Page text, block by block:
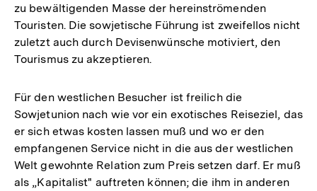
zu bewältigenden Masse der hereinströmenden
Touristen. Die sowjetische Führung ist zweifellos nicht
zuletzt auch durch Devisenwünsche motiviert, den
Tourismus zu akzeptieren.
Für den westlichen Besucher ist freilich die
Sowjetunion nach wie vor ein exotisches Reiseziel, das
er sich etwas kosten lassen muß und wo er den
empfangenen Service nicht in die aus der westlichen
Welt gewohnte Relation zum Preis setzen darf. Er muß
als „Kapitalist" auftreten können; die ihm in anderen